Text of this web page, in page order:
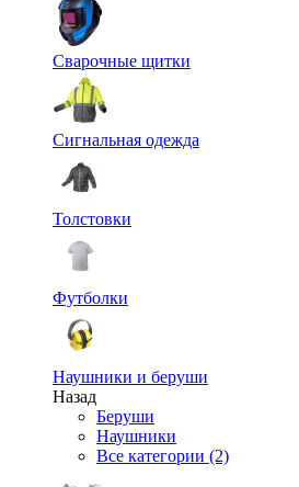
Сварочные щитки
Сигнальная одежда
Толстовки
Футболки
Наушники и беруши
Назад
Беруши
Наушники
Все категории (2)